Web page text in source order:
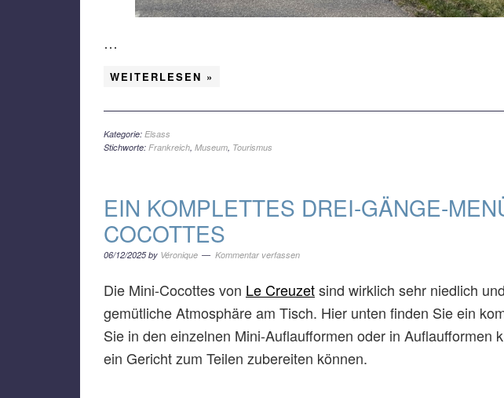
…
WEITERLESEN »
Kategorie: Elsass
Stichworte: Frankreich, Museum, Tourismus
EIN KOMPLETTES DREI-GÄNGE-
COCOTTES
06/12/2025by Véronique Kommentar verfassen
Die Mini-Cocottes von Le Creuzetsind wirklich sehr niedlich
gemütliche Atmosphäre am Tisch. Hier unten finden Sie ein
Sie in den einzelnen Mini-Auflaufformen oder in Auflaufformen
ein Gericht zum Teilen zubereiten können.